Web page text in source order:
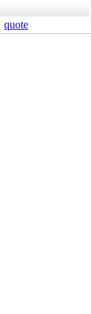
quote